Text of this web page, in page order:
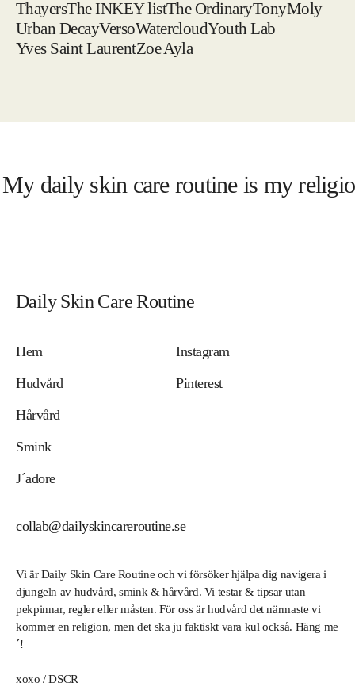
ThayersThe INKEY listThe OrdinaryTonyMoly
Urban DecayVersoWatercloudYouth Lab
Yves Saint LaurentZoe Ayla
daily skin care routine is my religion
Daily Skin Care Routine
Hem
Hudvård
Hårvård
Smink
J´adore
Instagram
Pinterest
collab@dailyskincareroutine.se
Vi är Daily Skin Care Routine och vi försöker hjälpa dig navigera i
djungeln av hudvård, smink & hårvård. Vi testar & tipsar utan
pekpinnar, regler eller måsten. För oss är hudvård det närmaste vi
kommer en religion, men det ska ju faktiskt vara kul också. Häng me
´!
xoxo / DSCR